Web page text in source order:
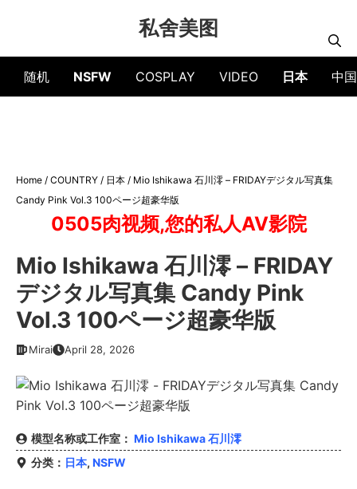
私舍美图
随机 NSFW COSPLAY VIDEO 日本 中国
Home / COUNTRY / 日本 / Mio Ishikawa 石川澪 – FRIDAYデジタル写真集
Candy Pink Vol.3 100ページ超豪华版
0505肉视频,您的私人AV影院
Mio Ishikawa 石川澪 – FRIDAY
デジタル写真集 Candy Pink
Vol.3 100ページ超豪华版
Mirai April 28, 2026
模型名称或工作室： Mio Ishikawa 石川澪
分类： 日本, NSFW